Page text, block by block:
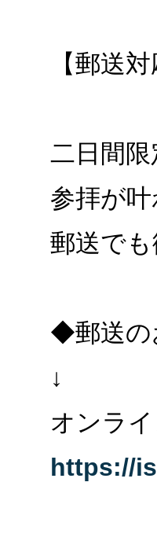
【郵送
二日間
参拝が
郵送で
◆郵送の
↓
オンラ
https://